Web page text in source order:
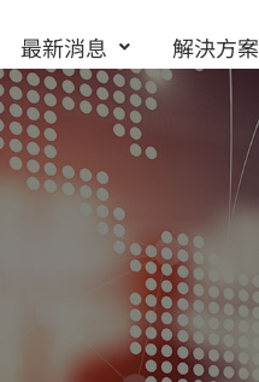
最新消息 解決方案